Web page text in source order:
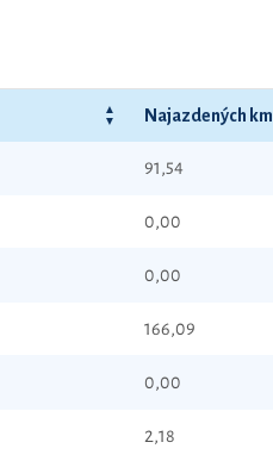
Najazdených km
91,54
0,00
0,00
166,09
0,00
2,18